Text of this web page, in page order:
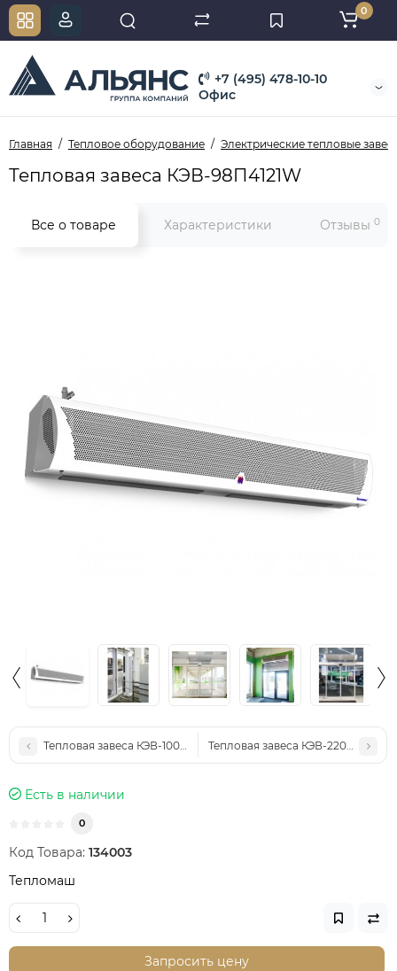
+7 (495) 478-10-10
Офис
0
Главная Тепловое оборудование Электрические тепловые
Тепловая завеса КЭВ-98П4121W
Все о товаре Характеристики Отзывы 0
Тепловая завеса КЭВ-100П4060WТепловая завеса КЭВ-220П5121W
Есть в наличии
0
Код Товара: 134003
Тепломаш
Запросить цену